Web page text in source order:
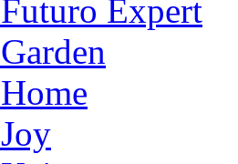
Futuro Expert
Garden
Home
Joy